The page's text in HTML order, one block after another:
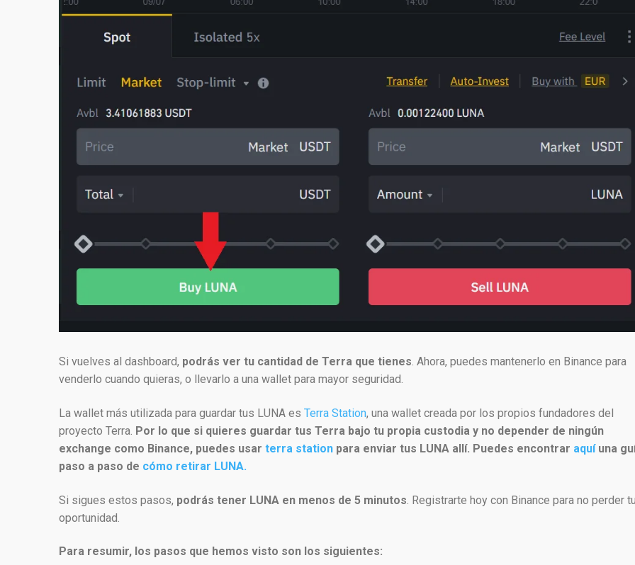
Si vuelves al dashboard, podrás ver tu cantidad de Terra que tienes. Ahora, puedes mantenerlo en Binance para
venderlo cuando quieras, o llevarlo a una wallet para mayor seguridad.
La wallet más utilizada para guardar tus LUNA es Terra Station, una wallet creada por los propios fundadores del
proyecto Terra. Por lo que si quieres guardar tus Terra bajo tu propia custodia y no depender de ningún
exchange como Binance, puedes usar terra stationpara enviar tus LUNA allí. Puedes encontrar aquíuna
paso a paso de cómo retirar LUNA.
Si sigues estos pasos, podrás tener LUNA en menos de 5 minutos . Registrarte hoy con Binance para no perder
oportunidad.
Para resumir, los pasos que hemos visto son los siguientes: